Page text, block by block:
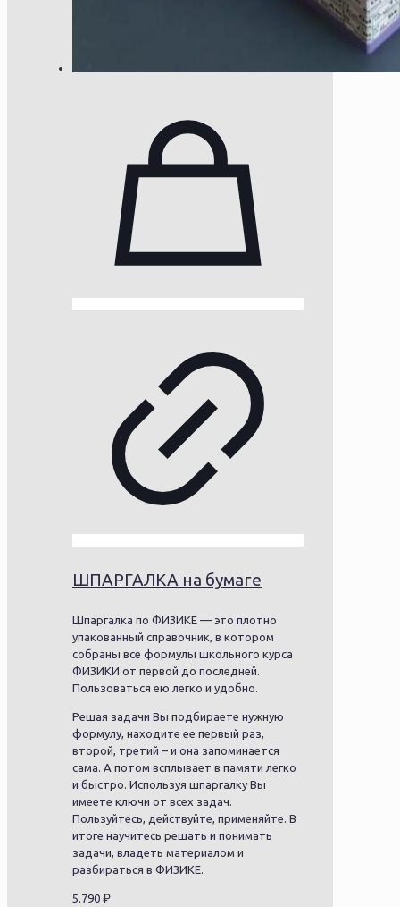
ШПАРГАЛКА на бумаге
Шпаргалка по ФИЗИКЕ — это плотно
упакованный справочник, в котором
собраны все формулы школьного курса
ФИЗИКИ от первой до последней.
Пользоваться ею легко и удобно.
Решая задачи Вы подбираете нужную
формулу, находите ее первый раз,
второй, третий – и она запоминается
сама. А потом всплывает в памяти легко
и быстро. Используя шпаргалку Вы
имеете ключи от всех задач.
Пользуйтесь, действуйте, применяйте. В
итоге научитесь решать и понимать
задачи, владеть материалом и
разбираться в ФИЗИКЕ.
5.790 ₽